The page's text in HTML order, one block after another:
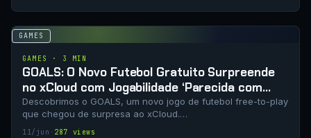
GAMES
GAMES · 3 MIN
GOALS: O Novo Futebol Gratuito Surpreende
no xCloud com Jogabilidade ‘Parecida com
FIFA’
Descobrimos o GOALS, um novo jogo de futebol free-to-play
que chegou de surpresa ao xCloud.…
11/jun · 287 views